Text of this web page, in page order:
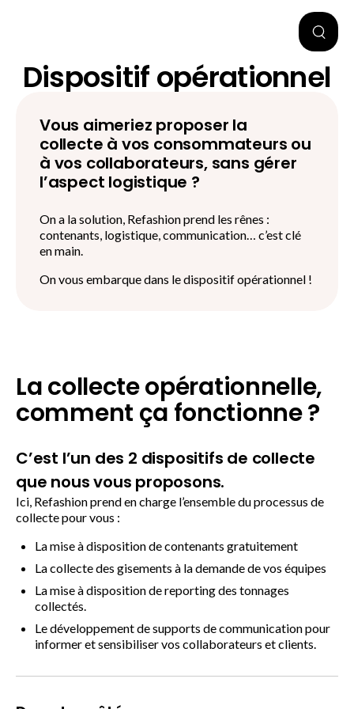
Dispositif opérationnel
Vous aimeriez proposer la
collecte à vos consommateurs ou
à vos collaborateurs, sans gérer
l’aspect logistique ?
On a la solution, Refashion prend les rênes :
contenants, logistique, communication… c’est clé
en main.
On vous embarque dans le dispositif opérationnel !
La collecte opérationnelle,
comment ça fonctionne ?
C’est l’un des 2 dispositifs de collecte
que nous vous proposons.
Ici, Refashion prend en charge l’ensemble du processus de
collecte pour vous :
La mise à disposition de contenants gratuitement
La collecte des gisements à la demande de vos équipes
La mise à disposition de reporting des tonnages
collectés.
Le développement de supports de communication pour
informer et sensibiliser vos collaborateurs et clients.